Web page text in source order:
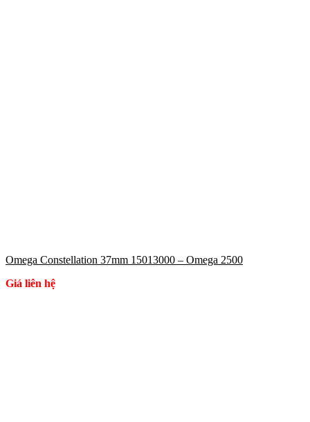
Omega Constellation 37mm 15013000 – Omega 2500
Giá liên hệ